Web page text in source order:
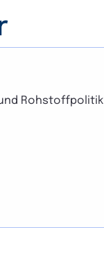
Rohstoffpolitik